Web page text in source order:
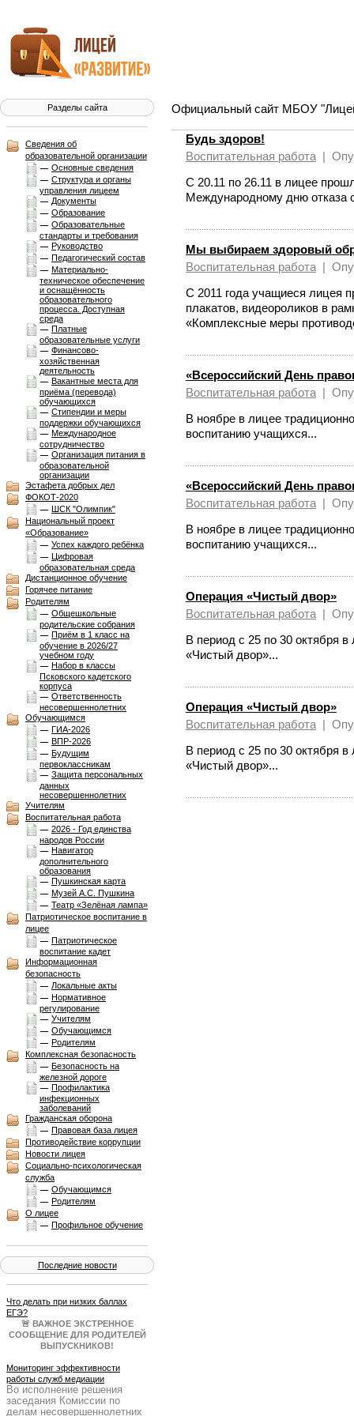
Разделы сайта
Сведения об
образовательной организации
Основные сведения
Структура и органы
управления лицеем
Документы
Образование
Образовательные
стандарты и требования
Руководство
Педагогический состав
Материально-
техническое обеспечение
и оснащённость
образовательного
процесса. Доступная
среда
Платные
образовательные услуги
Финансово-
хозяйственная
деятельность
Вакантные места для
приёма (перевода)
обучающихся
Стипендии и меры
поддержки обучающихся
Международное
сотрудничество
Организация питания в
образовательной
организации
Эстафета добрых дел
ФОКОТ-2020
ШСК "Олимпик"
Национальный проект
«Образование»
Успех каждого ребёнка
Цифровая
образовательная среда
Дистанционное обучение
Горячее питание
Родителям
Общешкольные
родительские собрания
Приём в 1 класс на
обучение в 2026/27
учебном году
Набор в классы
Псковского кадетского
корпуса
Ответственность
несовершеннолетних
Обучающимся
ГИА-2026
ВПР-2026
Будущим
первоклассникам
Защита персональных
данных
несовершеннолетних
Учителям
Воспитательная работа
2026 - Год единства
народов России
Навигатор
дополнительного
образования
Пушкинская карта
Музей А.С. Пушкина
Театр «Зелёная лампа»
Патриотическое воспитание в
лицее
Патриотическое
воспитание кадет
Информационная
безопасность
Локальные акты
Нормативное
регулирование
Учителям
Обучающимся
Родителям
Комплексная безопасноcть
Безопасность на
железной дороге
Профилактика
инфекционных
заболеваний
Гражданская оборона
Правовая база лицея
Противодействие коррупции
Новости лицея
Социально-психологическая
служба
Обучающимся
Родителям
О лицее
Профильное обучение
Последние новости
Что делать при низких баллах
ЕГЭ?
🚨 ВАЖНОЕ ЭКСТРЕННОЕ
СООБЩЕНИЕ ДЛЯ РОДИТЕЛЕЙ
ВЫПУСКНИКОВ!
не всегда совпадают с
ожиданиями. Паника — плохой
советчик. Нужен четкий план Б!
Образовательный портал
Учеба.ру 25 июня в 19:00 МСК
Мониторинг эффективности
работы служб медиации
Во исполнение решения
заседания Комиссии по
делам несовершеннолетних
Официальный сайт МБОУ "Лицей
Будь здоров!
Воспитательная работа |
С 20.11 по 26.11 в лицее
Международному дню отказа
Мы выбираем здоровый
Воспитательная работа |
С 2011 года учащиеся лицея
плакатов, видеороликов в
«Комплексные меры
«Всероссийский День
Воспитательная работа |
В ноябре в лицее
воспитанию учащихся...
«Всероссийский День
Воспитательная работа |
В ноябре в лицее
воспитанию учащихся...
Операция «Чистый двор»
Воспитательная работа |
В период с 25 по 30 октября
«Чистый двор»...
Операция «Чистый двор»
Воспитательная работа |
В период с 25 по 30 октября
«Чистый двор»...